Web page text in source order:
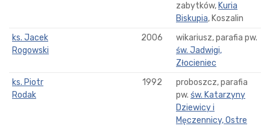
zabytków, Kuria
Biskupia, Koszalin
ks. Jacek
Rogowski
2006
wikariusz, parafia pw.
św. Jadwigi,
Złocieniec
ks. Piotr
Rodak
1992
proboszcz, parafia
pw. św. Katarzyny
Dziewicy i
Męczennicy, Ostre